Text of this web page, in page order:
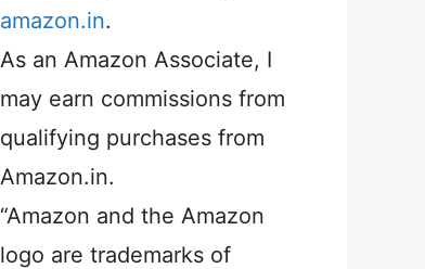
amazon.in.
As an Amazon Associate, I
may earn commissions from
qualifying purchases from
Amazon.in.
“Amazon and the Amazon
logo are trademarks of